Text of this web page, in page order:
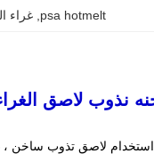
psa hotmelt
, غراء
نذوب لاصق
لاصق تذوب ساخن ،